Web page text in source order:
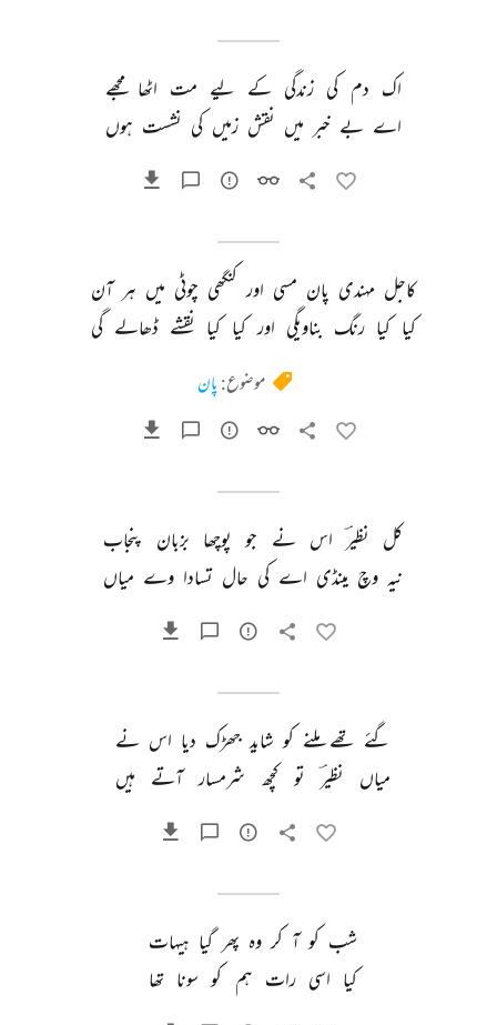
اک دم کی زندگی کے لیے مت اٹھا مجھے
اے بے خبر میں نقش زمیں کی نشست ہوں
کاجل مہندی پان مسی اور کنگھی چوٹی میں ہر آن
کیا کیا رنگ بناویگی اور کیا کیا نقشے ڈھالے گی
موضوع: پان
کل نظیرؔ اس نے جو پوچھا بزبان
پنجاب
نیہ وچ مینڈی اے کی حال تسادا وے میاں
گئے تھے ملنے کو شاید جھڑک دیا اس نے
میاں
نظیرؔ تو کچھ شرمسار آتے ہیں
شب کو آ کر وہ پھر گیا ہیہات
کیا اسی رات ہم کو سونا تھا